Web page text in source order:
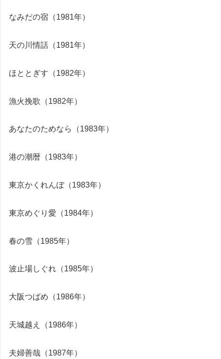
なみだの宿（1981年）
天の川情話（1981年）
ほととぎす（1982年）
漁火挽歌（1982年）
あなたのためなら（1983年）
港の潮暦（1983年）
東京かくれんぼ（1983年）
東京めぐり愛（1984年）
春の雪（1985年）
波止場しぐれ（1985年）
大阪つばめ（1986年）
天城越え（1986年）
夫婦善哉（1987年）